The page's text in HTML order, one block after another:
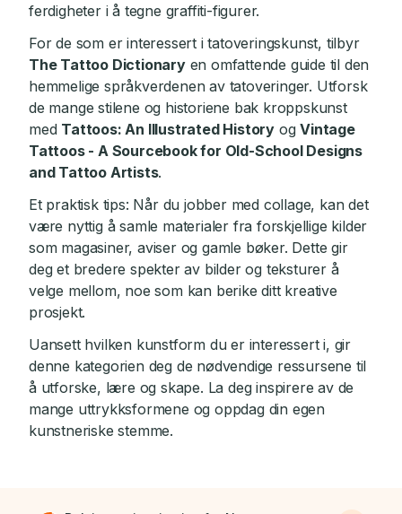
ferdigheter i å tegne graffiti-figurer.
For de som er interessert i tatoveringskunst, tilbyr
The Tattoo Dictionaryen omfattende guide til den
hemmelige språkverdenen av tatoveringer. Utforsk
de mange stilene og historiene bak kroppskunst
med Tattoos: An Illustrated History ogVintage
Tattoos - A Sourcebook for Old-School Designs
and Tattoo Artists.
Et praktisk tips: Når du jobber med collage, kan det
være nyttig å samle materialer fra forskjellige kilder
som magasiner, aviser og gamle bøker. Dette gir
deg et bredere spekter av bilder og teksturer å
velge mellom, noe som kan berike ditt kreative
prosjekt.
Uansett hvilken kunstform du er interessert i, gir
denne kategorien deg de nødvendige ressursene til
å utforske, lære og skape. La deg inspirere av de
mange uttrykksformene og oppdag din egen
kunstneriske stemme.